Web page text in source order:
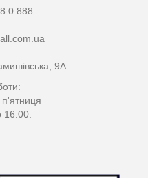
0 888
9А
п'ятниця
16.00.